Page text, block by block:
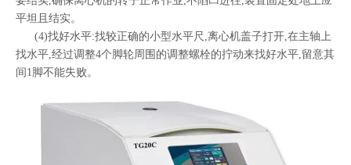
平坦且结实。
(4)找好水平:找较正确的小型水平尺,离心机盖子打开,在主轴上
找水平,经过调整4个脚轮周围的调整螺栓的拧动来找好水平,留意其
间1脚不能失败。